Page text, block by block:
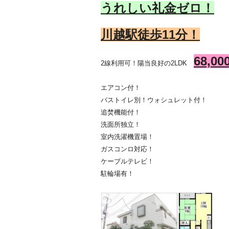
うれしい礼金ゼロ！
川越駅徒歩11分！
2線利用可！陽当良好の2LDK
エアコン付！
バストイレ別！ウォシュレット付！
追焚機能付！
洗面所独立！
室内洗濯機置場！
ガスコンロ対応！
ケーブルテレビ！
駐輪場有！